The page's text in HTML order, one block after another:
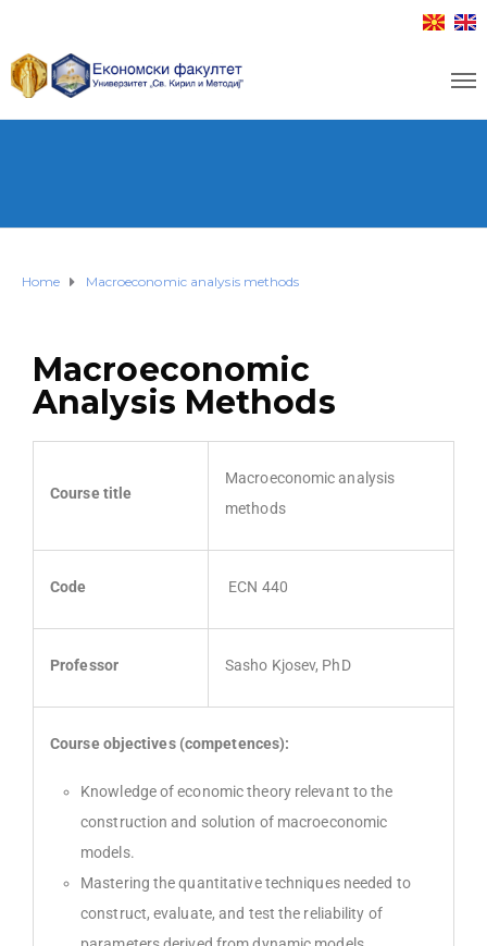
Home Macroeconomic analysis methods
Macroeconomic
Analysis Methods
Course title
Macroeconomic analysis
methods
Code ECN 440
Professor Sasho Kjosev, PhD
Course objectives (competences):
Knowledge of economic theory relevant to the
construction and solution of macroeconomic
models.
Mastering the quantitative techniques needed to
construct, evaluate, and test the reliability of